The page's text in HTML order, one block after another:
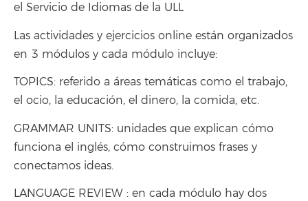
el Servicio de Idiomas de la ULL
Las actividades y ejercicios online están organizados
en 3 módulos y cada módulo incluye:
TOPICS: referido a áreas temáticas como el trabajo,
el ocio, la educación, el dinero, la comida, etc.
GRAMMAR UNITS: unidades que explican cómo
funciona el inglés, cómo construimos frases y
conectamos ideas.
LANGUAGE REVIEW : en cada módulo hay dos